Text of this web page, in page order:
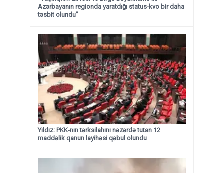
Azərbayanın regionda yaratdığı status-kvo bir daha
təsbit olundu”
Yıldız: PKK-nın tərksilahını nəzərdə tutan 12
maddəlik qanun layihəsi qəbul olundu ​​​​​​​